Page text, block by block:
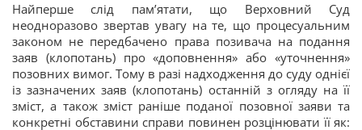
Найперше слід пам’ятати, що Верховний Суд
неодноразово звертав увагу на те, що процесуальним
законом не передбачено права позивача на подання
заяв (клопотань) про «доповнення» або «уточнення»
позовних вимог. Тому в разі надходження до суду однієї
із зазначених заяв (клопотань) останній з огляду на її
зміст, а також зміст раніше поданої позовної заяви та
конкретні обставини справи повинен розцінювати її як: